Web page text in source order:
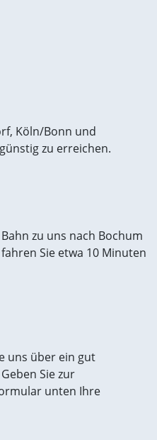
Köln/Bonn und
zu erreichen.
zu uns nach Bochum
Sie etwa 10 Minuten
uns über ein gut
Sie zur
unten Ihre